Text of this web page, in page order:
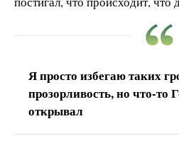
Я просто избегаю таких
прозорливость, но что-то
открывал